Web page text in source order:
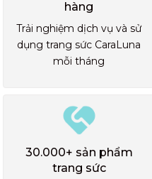
hàng
Trải nghiệm dịch vụ và sử
dụng trang sức CaraLuna
mỗi tháng
30.000+ sản phẩm
trang sức